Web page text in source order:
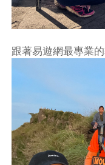
跟著易遊網最專業